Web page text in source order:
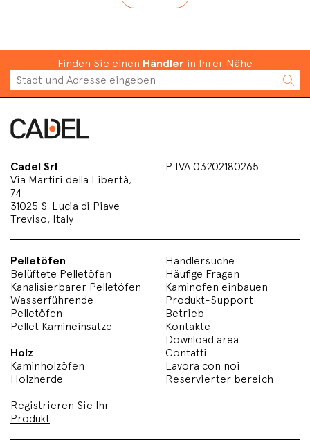
Finden Sie einen Händler in Ihrer Nähe
Cadel Srl
Via Martiri della Libertà,
74
31025 S. Lucia di Piave
Treviso, Italy
P.IVA 03202180265
Pelletöfen
Belüftete Pelletöfen
Kanalisierbarer Pelletöfen
Wasserführende
Pelletöfen
Pellet Kamineinsätze
Holz
Kaminholzöfen
Holzherde
Registrieren Sie Ihr
Produkt
Handlersuche
Häufige Fragen
Kaminofen einbauen
Produkt-Support
Betrieb
Kontakte
Download area
Contatti
Lavora con noi
Reservierter bereich